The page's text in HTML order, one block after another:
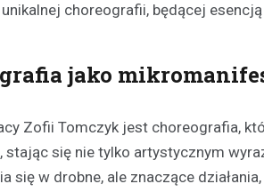
choreografii, będącej
jako
Zofii Tomczyk jest choreografia,
stając się nie tylko artystycznym
się w drobne, ale znaczące